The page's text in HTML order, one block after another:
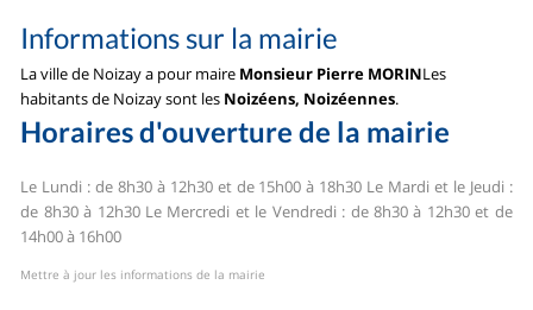
Informations sur la mairie
La ville de Noizay a pour maire Monsieur Pierre MORINLes
habitants de Noizay sont les Noizéens, Noizéennes.
Horaires d'ouverture de la mairie
Le Lundi : de 8h30 à 12h30 et de 15h00 à 18h30 Le Mardi et le Jeudi :
de 8h30 à 12h30Le Mercredi et le Vendredi : de 8h30 à 12h30 et de
14h00 à 16h00
Mettre à jour les informations de la mairie